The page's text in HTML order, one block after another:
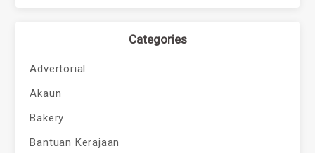
Categories
Advertorial
Akaun
Bakery
Bantuan Kerajaan